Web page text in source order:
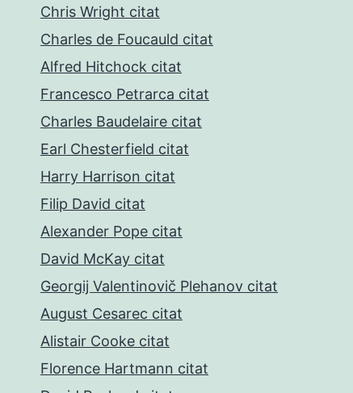
Chris Wright citat
Charles de Foucauld citat
Alfred Hitchock citat
Francesco Petrarca citat
Charles Baudelaire citat
Earl Chesterfield citat
Harry Harrison citat
Filip David citat
Alexander Pope citat
David McKay citat
Georgij Valentinovič Plehanov citat
August Cesarec citat
Alistair Cooke citat
Florence Hartmann citat